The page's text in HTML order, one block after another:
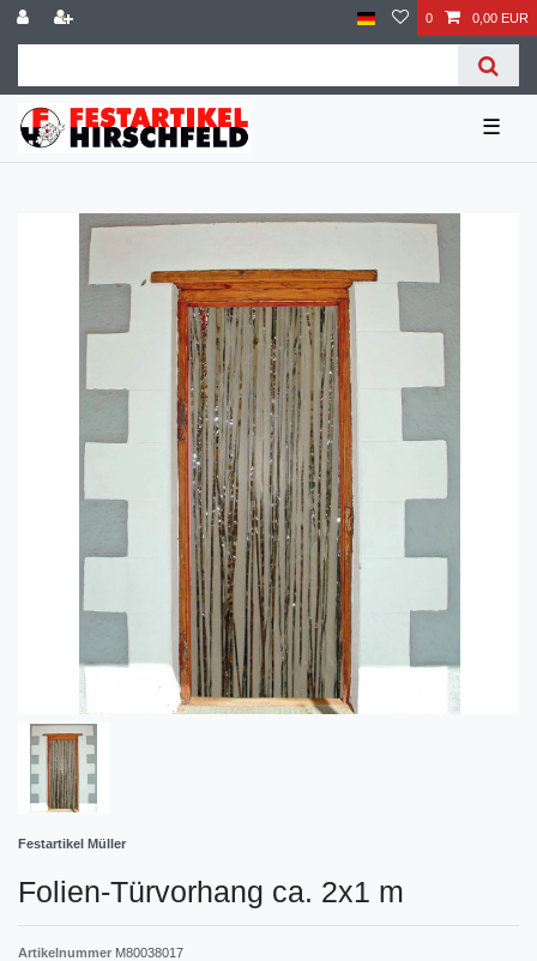
0 0,00 EUR
☰
Festartikel Müller
Folien-Türvorhang ca. 2x1 m
Artikelnummer M80038017